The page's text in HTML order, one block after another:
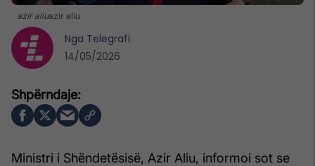
azir aliuazir aliu
Ministri i Shëndetësisë, Azir Aliu, informoi sot se
Nga Telegrafi
14/05/2026